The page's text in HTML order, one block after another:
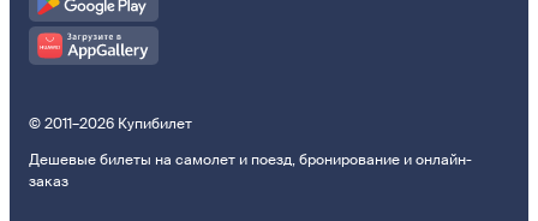
© 2011–2026 Купибилет
Дешевые билеты на самолет и поезд, бронирование и онлайн-
заказ